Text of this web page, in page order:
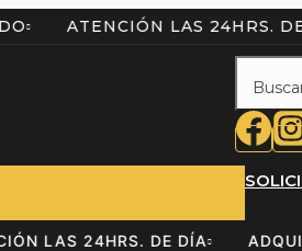
ATENCIÓN LAS
LAS 24HRS. DE DÍA